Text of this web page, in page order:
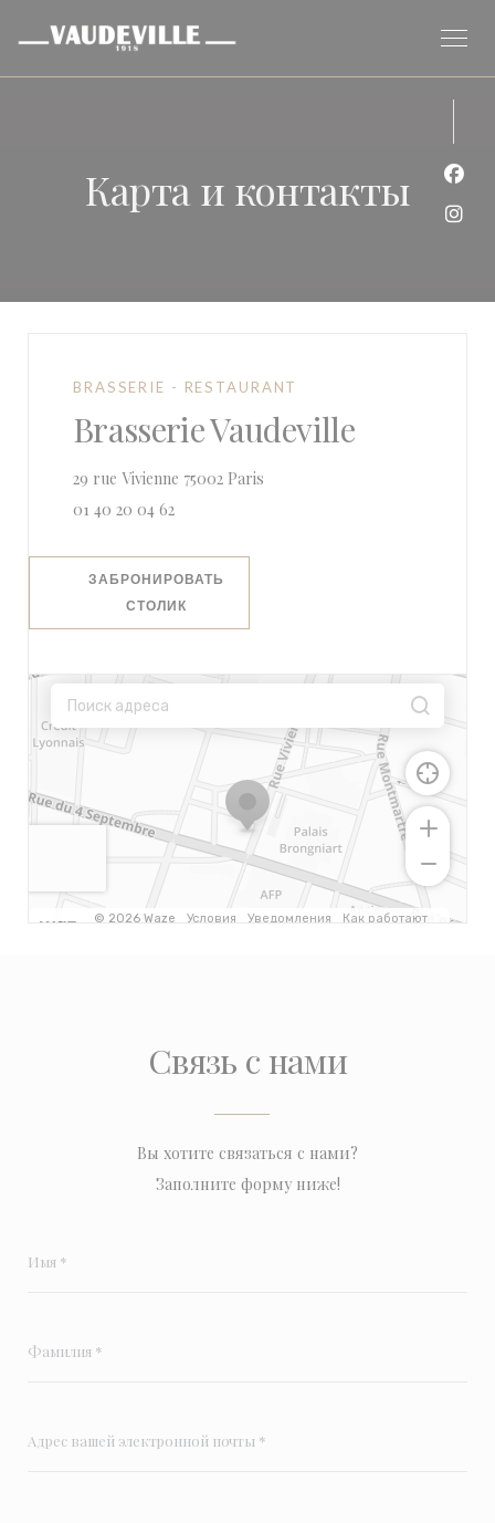
Карта и контакты
BRASSERIE - RESTAURANT
Brasserie Vaudeville
29 rue Vivienne 75002 Paris
01 40 20 04 62
ЗАБРОНИРОВАТЬ
СТОЛИК
Связь с нами
Вы хотите связаться с нами?
Заполните форму ниже!